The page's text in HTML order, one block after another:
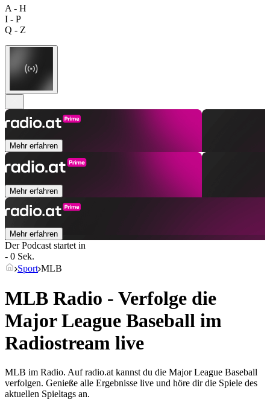
A - H
I - P
Q - Z
Mehr erfahren
Mehr erfahren
Mehr erfahren
Der Podcast startet in
- 0 Sek.
Sport MLB
MLB Radio - Verfolge die
Major League Baseball im
Radiostream live
MLB im Radio. Auf radio.at kannst du die Major League Baseball
verfolgen. Genieße alle Ergebnisse live und höre dir die Spiele des
aktuellen Spieltags an.